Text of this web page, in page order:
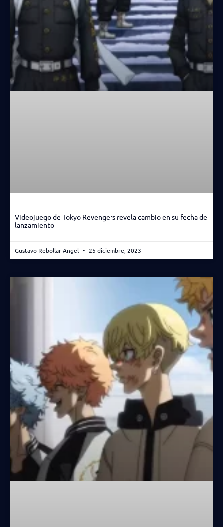
Videojuego de Tokyo Revengers revela cambio en su fecha de
lanzamiento
Gustavo Rebollar Angel 25 diciembre, 2023